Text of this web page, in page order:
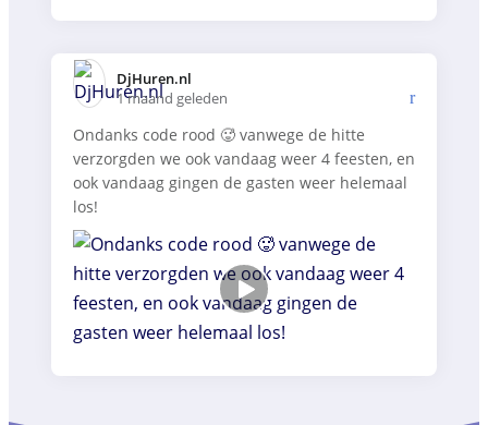
DjHuren.nl️
1 maand geleden
Ondanks code rood 🥵 vanwege de hitte
verzorgden we ook vandaag weer 4 feesten, en
ook vandaag gingen de gasten weer helemaal
los!